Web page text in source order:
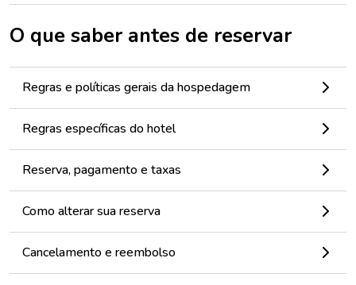
O que saber antes de reservar
Regras e políticas gerais da hospedagem
Regras específicas do hotel
Reserva, pagamento e taxas
Como alterar sua reserva
Cancelamento e reembolso